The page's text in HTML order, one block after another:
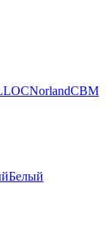
NorlandCBM
Белый